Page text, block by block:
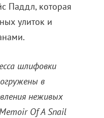
Паддл, которая
улиток и
шлифовки
в
неживых
Of A Snail